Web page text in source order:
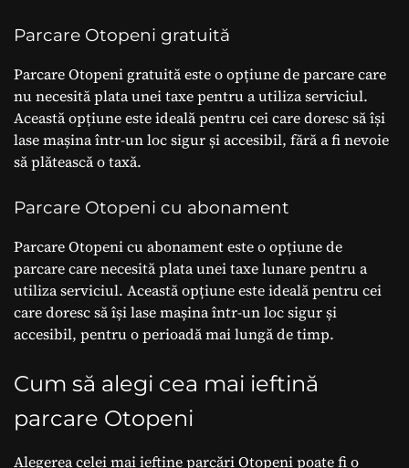
Parcare Otopeni gratuită
Parcare Otopeni gratuită este o opțiune de parcare care
nu necesită plata unei taxe pentru a utiliza serviciul.
Această opțiune este ideală pentru cei care doresc să își
lase mașina într-un loc sigur și accesibil, fără a fi nevoie
să plătească o taxă.
Parcare Otopeni cu abonament
Parcare Otopeni cu abonament este o opțiune de
parcare care necesită plata unei taxe lunare pentru a
utiliza serviciul. Această opțiune este ideală pentru cei
care doresc să își lase mașina într-un loc sigur și
accesibil, pentru o perioadă mai lungă de timp.
Cum să alegi cea mai ieftină
parcare Otopeni
Alegerea celei mai ieftine parcări Otopeni poate fi o